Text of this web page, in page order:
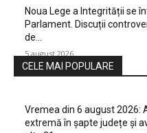
Noua Lege a Integrității se
Parlament. Discuții
de…
5 august 2026
CELE MAI POPULARE
Vremea din 6 august 2026:
extremă în șapte județe și